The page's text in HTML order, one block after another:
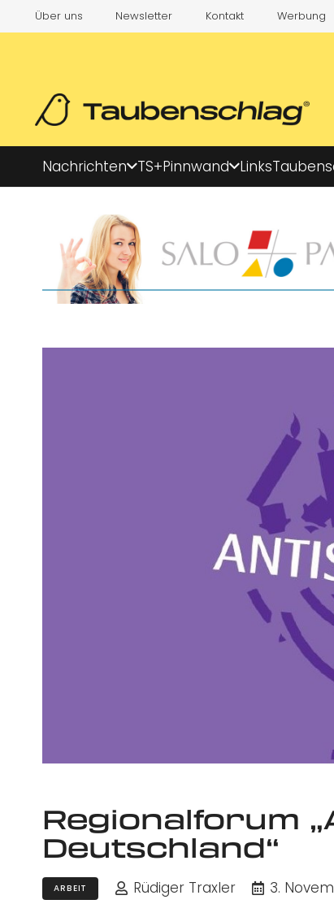
Über uns Newsletter Kontakt Werbung
Nachrichten TS+Pinnwand Links
Regionalforum
Deutschland“
ARBEIT Rüdiger Traxler 3.